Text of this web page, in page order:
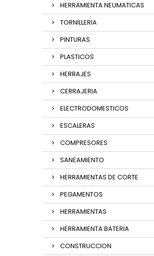
HERRAMIENTA NEUMATICAS
TORNILLERIA
PINTURAS
PLASTICOS
HERRAJES
CERRAJERIA
ELECTRODOMESTICOS
ESCALERAS
COMPRESORES
SANEAMIENTO
HERRAMIENTAS DE CORTE
PEGAMENTOS
HERRAMIENTAS
HERRAMIENTA BATERIA
CONSTRUCCION